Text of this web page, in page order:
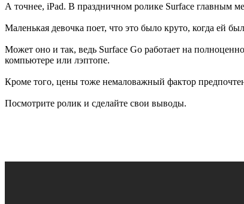
А точнее, iPad. В праздничном ролике Surface главным
Маленькая девочка поет, что это было круто, когда ей
Может оно и так, ведь Surface Go работает на
компьютере или лэптопе.
Кроме того, цены тоже немаловажный фактор
Посмотрите ролик и сделайте свои выводы.